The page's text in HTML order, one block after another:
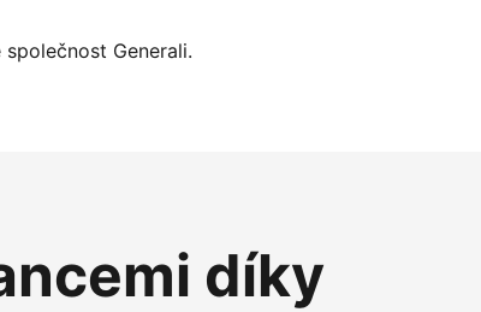
Generali.
díky